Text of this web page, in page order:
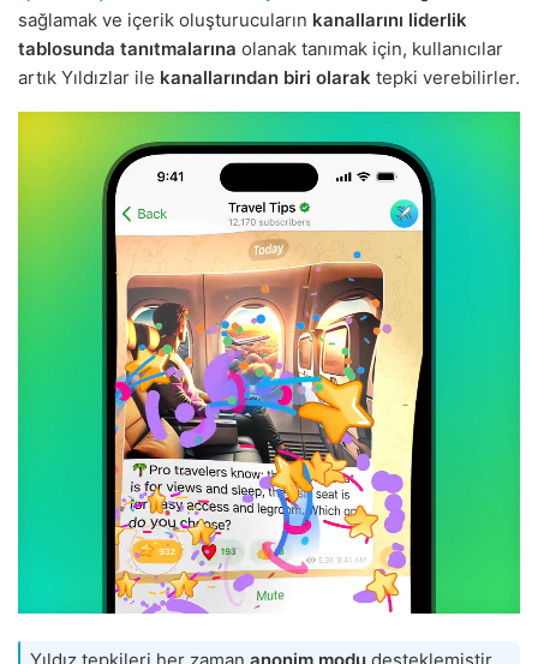
sağlamak ve içerik oluşturucuların kanallarını liderlik
tablosunda tanıtmalarına olanak tanımak için, kullanıcılar
artık Yıldızlar ile kanallarından biri olarak tepki verebilirler.